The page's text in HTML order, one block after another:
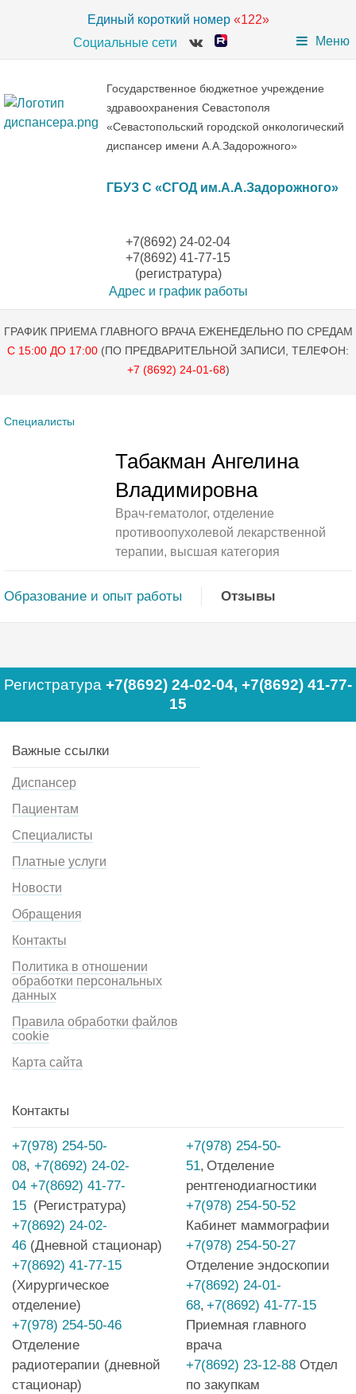
Единый короткий номер«122»
Социальные сети
Меню
Государственное бюджетное учреждение
здравоохранения Севастополя
«Севастопольский городской онкологический
диспансер имени А.А.Задорожного»
ГБУЗ С «СГОД им.А.А.Задорожного»
+7(8692) 24-02-04
+7(8692) 41-77-15
(регистратура)
Адрес и график работы
ГРАФИК ПРИЕМА ГЛАВНОГО ВРАЧА ЕЖЕНЕДЕЛЬНО ПО СРЕДАМ
С 15:00 ДО 17:00 (ПО ПРЕДВАРИТЕЛЬНОЙ ЗАПИСИ, ТЕЛЕФОН:
+7 (8692) 24-01-68)
Специалисты
Табакман Ангелина
Владимировна
Врач-гематолог, отделение
противоопухолевой лекарственной
терапии, высшая категория
Образование и опыт работы Отзывы
Регистратура +7(8692) 24-02-04, +7(8692) 41-77-
15
Важные ссылки
Диспансер
Пациентам
Специалисты
Платные услуги
Новости
Обращения
Контакты
Политика в отношении
обработки персональных
данных
Правила обработки файлов
cookie
Карта сайта
Контакты
+7(978) 254-50-
08, +7(8692) 24-02-
04 +7(8692) 41-77-
15 (Регистратура)
+7(8692) 24-02-
46 (Дневной стационар)
+7(8692) 41-77-15
(Хирургическое
отделение)
+7(978) 254-50-46
Отделение
радиотерапии (дневной
стационар)
+7(978) 254-50-
51, Отделение
рентгенодиагностики
+7(978) 254-50-52
Кабинет маммографии
+7(978) 254-50-27
Отделение эндоскопии
+7(8692) 24-01-
68, +7(8692) 41-77-15
Приемная главного
врача
+7(8692) 23-12-88 Отдел
по закупкам